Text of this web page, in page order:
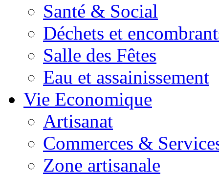
Santé & Social
Déchets et
Salle des Fêtes
Eau et assainissement
Vie Economique
Artisanat
Commerces &
Zone artisanale